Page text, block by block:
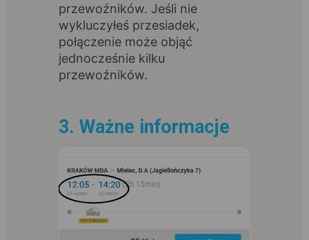
przewoźników. Jeśli nie
wykluczyłeś przesiadek,
połączenie może objąć
jednocześnie kilku
przewoźników.
3. Ważne informacje